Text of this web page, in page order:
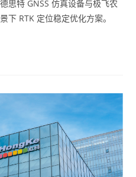
思特 GNSS 仿真设备与极飞农
下 RTK 定位稳定优化方案。